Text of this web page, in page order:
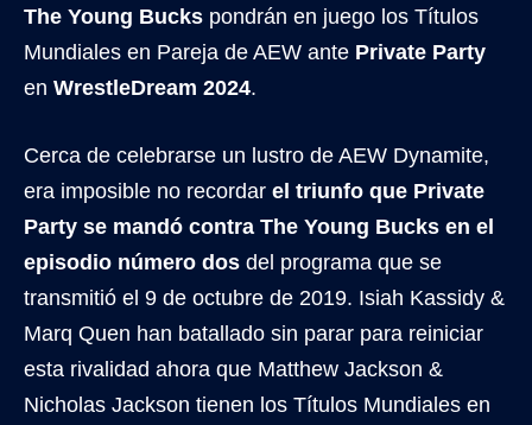
The Young Bucks pondrán en juego los Títulos
Mundiales en Pareja de AEW ante Private Party
en WrestleDream 2024.
Cerca de celebrarse un lustro de AEW Dynamite,
era imposible no recordar el triunfo que Private
Party se mandó contra The Young Bucks en el
episodio número dos del programa que se
transmitió el 9 de octubre de 2019. Isiah Kassidy &
Marq Quen han batallado sin parar para reiniciar
esta rivalidad ahora que Matthew Jackson &
Nicholas Jackson tienen los Títulos Mundiales en